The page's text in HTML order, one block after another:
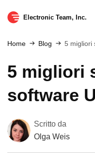
Electronic Team, Inc.
Home Blog 5 migliori
5 migliori
software
Scritto da
Olga Weis